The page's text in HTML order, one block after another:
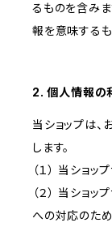
るものを含みま
報を意味するも
2. 個人情報の
当ショップは
します。
（１） 当ショ
（２） 当ショ
への対応のため